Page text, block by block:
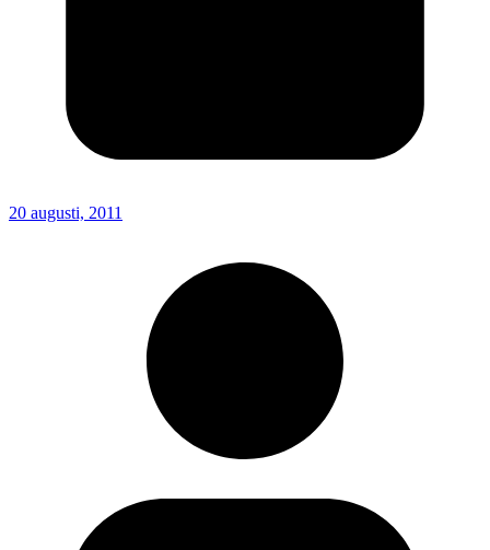
20 augusti, 2011